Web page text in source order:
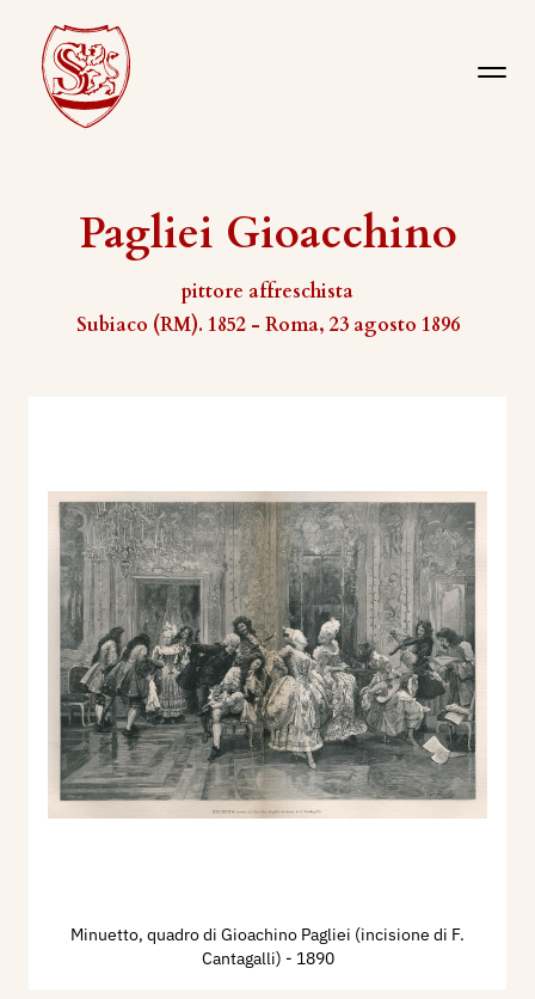
Pagliei Gioacchino
pittore affreschista
Subiaco (RM). 1852 - Roma, 23 agosto 1896
Minuetto, quadro di Gioachino Pagliei (incisione di F.
Cantagalli) - 1890